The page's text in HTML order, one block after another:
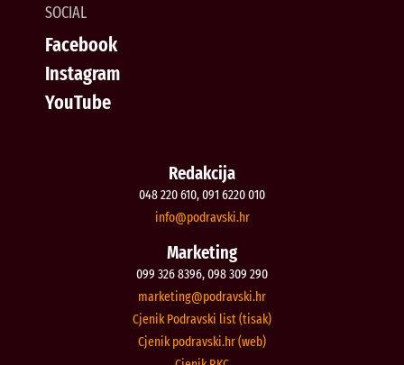
SOCIAL
Facebook
Instagram
YouTube
Redakcija
048 220 610, 091 6220 010
rh.iksvardop
@ofni
Marketing
099 326 8396, 098 309 290
rh.iksvardop
@gnitekram
Cjenik Podravski list (tisak)
Cjenik podravski.hr (web)